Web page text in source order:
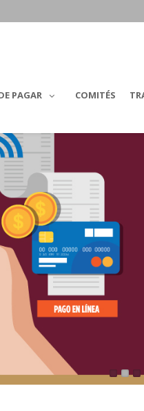
PAGAR COMITÉS